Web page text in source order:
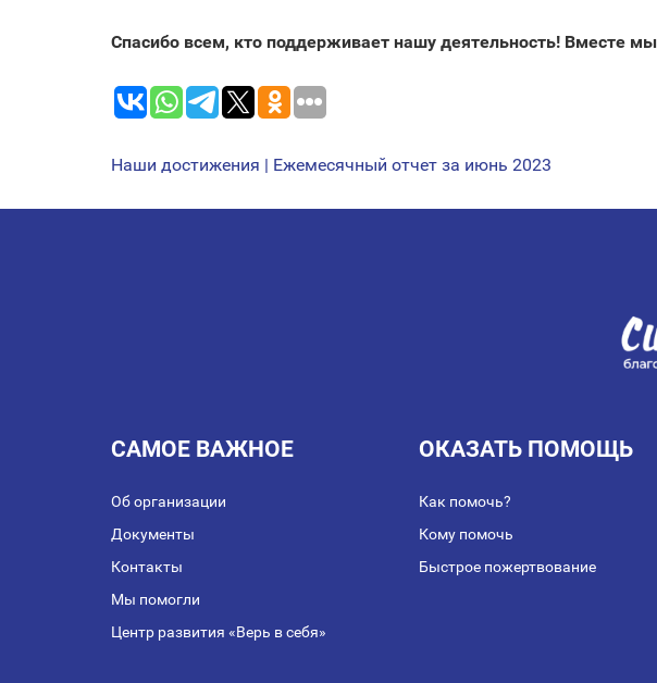
Спасибо всем, кто поддерживает нашу деятельность! Вместе
НАВИГАЦИЯ
ПО
Наши достижения | Ежемесячный отчет за июнь 2023
САМОЕ ВАЖНОЕ
Об организации
Документы
Контакты
Мы помогли
Центр развития «Верь в себя»
ОКАЗАТЬ ПОМОЩЬ
Как помочь?
Кому помочь
Быстрое пожертвование